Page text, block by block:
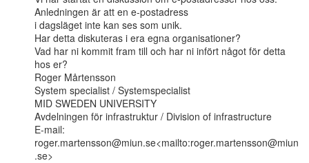
Anledningen är att en e-postadress
i dagsläget inte kan ses som unik.
Har detta diskuteras i era egna organisationer?
Vad har ni kommit fram till och har ni infört något för detta
hos er?
Roger Mårtensson
System specialist / Systemspecialist
MID SWEDEN UNIVERSITY
Avdelningen för infrastruktur / Division of infrastructure
E-mail:
roger.martensson@miun.se<mailto:roger.martensson@miun
.se>